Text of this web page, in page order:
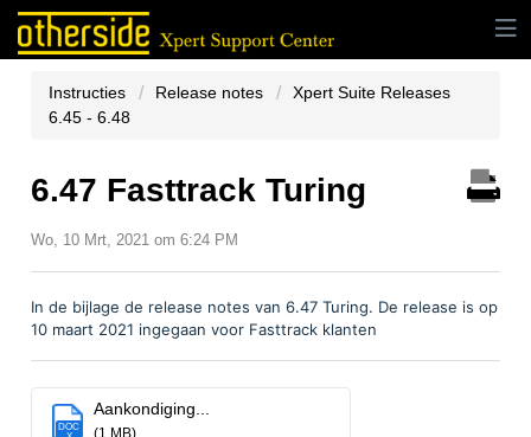
Instructies Release notes
Xpert Suite Releases
6.45 - 6.48
6.47 Fasttrack Turing
Wo, 10 Mrt, 2021 om 6:24 PM
In de bijlage de release notes van 6.47 Turing. De release is op
10 maart 2021 ingegaan voor Fasttrack klanten
DOC
Aankondiging...
(1 MB)